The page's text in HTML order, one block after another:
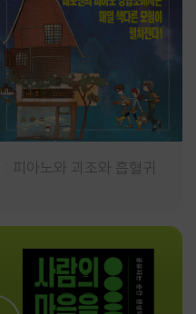
피아노와 괴조와 흡혈귀